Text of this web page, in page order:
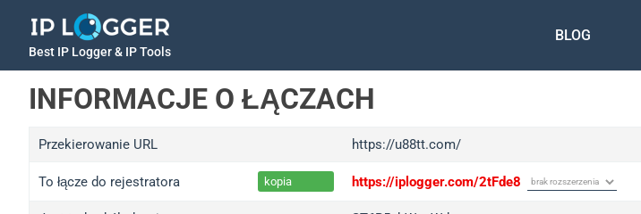
Best IP Logger & IP Tools
BLOG
INFORMACJE O ŁĄCZACH
Przekierowanie URL https://u88tt.com/
To łącze do rejestratora kopia https://iplogger.com/2tFde8